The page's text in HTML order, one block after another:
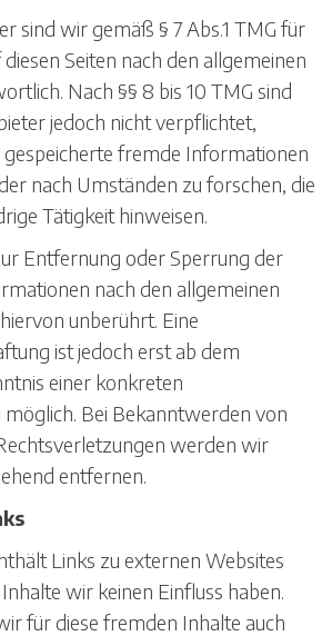
sind wir gemäß § 7 Abs.1 TMG für
Seiten nach den allgemeinen
Nach §§ 8 bis 10 TMG sind
jedoch nicht verpflichtet,
fremde Informationen
nach Umständen zu forschen, die
Tätigkeit hinweisen.
Entfernung oder Sperrung der
nach den allgemeinen
unberührt. Eine
ist jedoch erst ab dem
einer konkreten
Bei Bekanntwerden von
werden wir
entfernen.
Links zu externen Websites
wir keinen Einfluss haben.
für diese fremden Inhalte auch